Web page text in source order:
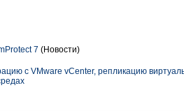
7 (Новости)
с VMware vCenter, репликацию